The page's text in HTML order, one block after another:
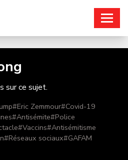
sur ce sujet.
#Eric Zemmour#Covid-19
#Antisémite#Police
#Vaccins#Antisémitisme
#Réseaux sociaux#GAFAM